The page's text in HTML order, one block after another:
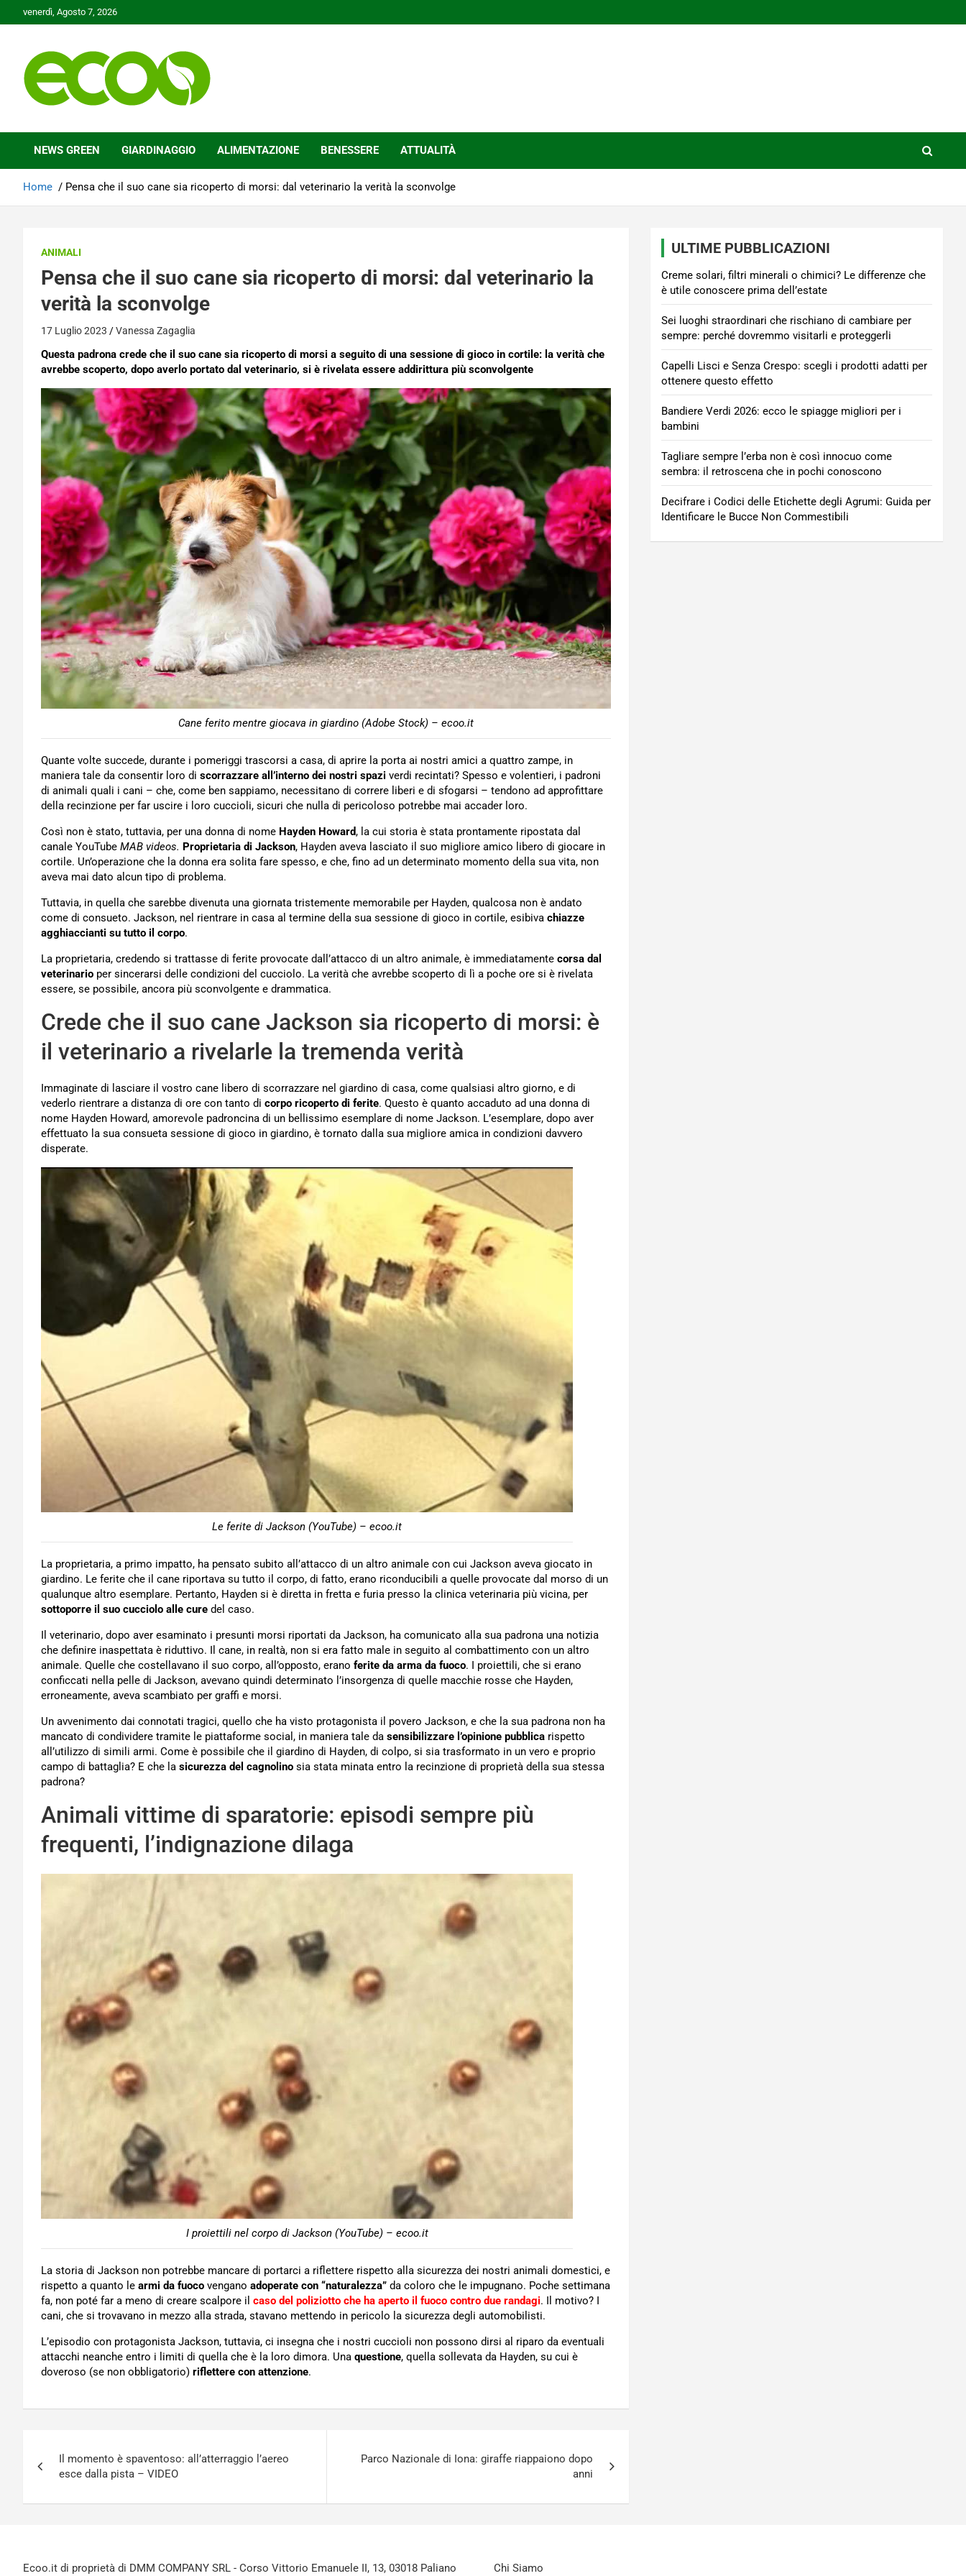
to
venerdì, Agosto 7, 2026
Ecoo.it
NEWS GREEN GIARDINAGGIO ALIMENTAZIONE BENESSERE ATTUALITÀ
Home Pensa che il suo cane sia ricoperto di morsi: dal veterinario la verità la sconvolge
ANIMALI
Pensa che il suo cane sia ricoperto di morsi: dal veterinario la
verità la sconvolge
17 Luglio 2023 Vanessa Zagaglia
Questa padrona crede che il suo cane sia ricoperto di morsi a seguito di una sessione di gioco in cortile: la verità che
avrebbe scoperto, dopo averlo portato dal veterinario, si è rivelata essere addirittura più sconvolgente
Cane ferito mentre giocava in giardino (Adobe Stock) – ecoo.it
Quante volte succede, durante i pomeriggi trascorsi a casa, di aprire la porta ai nostri amici a quattro zampe, in
maniera tale da consentir loro di scorrazzare all’interno dei nostri spazi verdi recintati? Spesso e volentieri, i padroni
di animali quali i cani – che, come ben sappiamo, necessitano di correre liberi e di sfogarsi – tendono ad approfittare
della recinzione per far uscire i loro cuccioli, sicuri che nulla di pericoloso potrebbe mai accader loro.
Così non è stato, tuttavia, per una donna di nome Hayden Howard, la cui storia è stata prontamente ripostata dal
canale YouTube MAB videos. Proprietaria di Jackson, Hayden aveva lasciato il suo migliore amico libero di giocare in
cortile. Un’operazione che la donna era solita fare spesso, e che, fino ad un determinato momento della sua vita, non
aveva mai dato alcun tipo di problema.
Tuttavia, in quella che sarebbe divenuta una giornata tristemente memorabile per Hayden, qualcosa non è andato
come di consueto. Jackson, nel rientrare in casa al termine della sua sessione di gioco in cortile, esibiva chiazze
agghiaccianti su tutto il corpo.
La proprietaria, credendo si trattasse di ferite provocate dall’attacco di un altro animale, è immediatamente corsa dal
veterinario per sincerarsi delle condizioni del cucciolo. La verità che avrebbe scoperto di lì a poche ore si è rivelata
essere, se possibile, ancora più sconvolgente e drammatica.
Crede che il suo cane Jackson sia ricoperto di morsi: è
il veterinario a rivelarle la tremenda verità
Immaginate di lasciare il vostro cane libero di scorrazzare nel giardino di casa, come qualsiasi altro giorno, e di
vederlo rientrare a distanza di ore con tanto di corpo ricoperto di ferite. Questo è quanto accaduto ad una donna di
nome Hayden Howard, amorevole padroncina di un bellissimo esemplare di nome Jackson. L’esemplare, dopo aver
effettuato la sua consueta sessione di gioco in giardino, è tornato dalla sua migliore amica in condizioni davvero
disperate.
Le ferite di Jackson (YouTube) – ecoo.it
La proprietaria, a primo impatto, ha pensato subito all’attacco di un altro animale con cui Jackson aveva giocato in
giardino. Le ferite che il cane riportava su tutto il corpo, di fatto, erano riconducibili a quelle provocate dal morso di un
qualunque altro esemplare. Pertanto, Hayden si è diretta in fretta e furia presso la clinica veterinaria più vicina, per
sottoporre il suo cucciolo alle cure del caso.
Il veterinario, dopo aver esaminato i presunti morsi riportati da Jackson, ha comunicato alla sua padrona una notizia
che definire inaspettata è riduttivo. Il cane, in realtà, non si era fatto male in seguito al combattimento con un altro
animale. Quelle che costellavano il suo corpo, all’opposto, erano ferite da arma da fuoco. I proiettili, che si erano
conficcati nella pelle di Jackson, avevano quindi determinato l’insorgenza di quelle macchie rosse che Hayden,
erroneamente, aveva scambiato per graffi e morsi.
Un avvenimento dai connotati tragici, quello che ha visto protagonista il povero Jackson, e che la sua padrona non ha
mancato di condividere tramite le piattaforme social, in maniera tale da sensibilizzare l’opinione pubblica rispetto
all’utilizzo di simili armi. Come è possibile che il giardino di Hayden, di colpo, si sia trasformato in un vero e proprio
campo di battaglia? E che la sicurezza del cagnolino sia stata minata entro la recinzione di proprietà della sua stessa
padrona?
Animali vittime di sparatorie: episodi sempre più
frequenti, l’indignazione dilaga
I proiettili nel corpo di Jackson (YouTube) – ecoo.it
La storia di Jackson non potrebbe mancare di portarci a riflettere rispetto alla sicurezza dei nostri animali domestici, e
rispetto a quanto le armi da fuoco vengano adoperate con “naturalezza” da coloro che le impugnano. Poche settimana
fa, non poté far a meno di creare scalpore il caso del poliziotto che ha aperto il fuoco contro due randagi. Il motivo? I
cani, che si trovavano in mezzo alla strada, stavano mettendo in pericolo la sicurezza degli automobilisti.
L’episodio con protagonista Jackson, tuttavia, ci insegna che i nostri cuccioli non possono dirsi al riparo da eventuali
attacchi neanche entro i limiti di quella che è la loro dimora. Una questione, quella sollevata da Hayden, su cui è
doveroso (se non obbligatorio) riflettere con attenzione.
articoli
Il momento è spaventoso: all’atterraggio l’aereo
esce dalla pista – VIDEO
Parco Nazionale di Iona: giraffe riappaiono dopo
anni
ULTIME PUBBLICAZIONI
Creme solari, filtri minerali o chimici? Le differenze che
è utile conoscere prima dell’estate
Sei luoghi straordinari che rischiano di cambiare per
sempre: perché dovremmo visitarli e proteggerli
Capelli Lisci e Senza Crespo: scegli i prodotti adatti per
ottenere questo effetto
Bandiere Verdi 2026: ecco le spiagge migliori per i
bambini
Tagliare sempre l’erba non è così innocuo come
sembra: il retroscena che in pochi conoscono
Decifrare i Codici delle Etichette degli Agrumi: Guida per
Identificare le Bucce Non Commestibili
Ecoo.it di proprietà di DMM COMPANY SRL - Corso Vittorio Emanuele II, 13, 03018 Paliano Chi Siamo